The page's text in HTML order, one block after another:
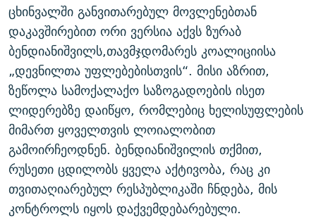
ცხინვალში განვითარებულ მოვლენებთან
დაკავშირებით ორი ვერსია აქვს ზურაბ
ბენდიანიშვილს,თავმჯდომარეს კოალიციისა
„დევნილთა უფლებებისთვის“. მისი აზრით,
ზეწოლა სამოქალაქო საზოგადოების ისეთ
ლიდერებზე დაიწყო, რომლებიც ხელისუფლების
მიმართ ყოველთვის ლოიალობით
გამოირჩეოდნენ. ბენდიანიშვილის თქმით,
რუსეთი ცდილობს ყველა აქტივობა, რაც კი
თვითაღიარებულ რესპუბლიკაში ჩნდება, მის
კონტროლს იყოს დაქვემდებარებული.